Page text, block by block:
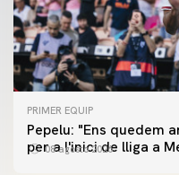
PRIMER EQUIP
Pepelu: "Ens quedem
per a l'inici de lliga a
08 agosto 2026
PRIMER EQUIP
📸 #ValenciaNUFC
PRIMER EQUIP
MESTALLA 📍